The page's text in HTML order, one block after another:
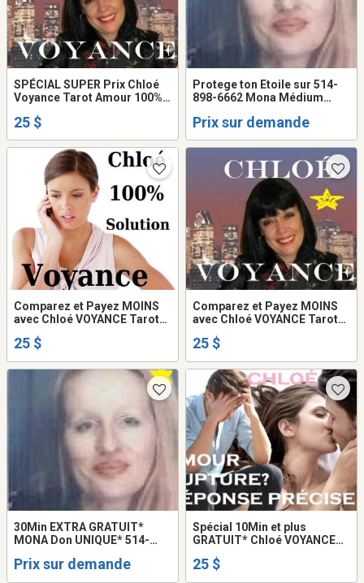
SPÉCIAL SUPER Prix Chloé
Voyance Tarot Amour 100%
514-969-2563
25 $
Protege ton Etoile sur 514-
898-6662 Mona Médium
Prix sur demande
Comparez et Payez MOINS
avec Chloé VOYANCE Tarot
TEL: 514-969-2563
25 $
Comparez et Payez MOINS
avec Chloé VOYANCE Tarot
25 $
30Min EXTRA GRATUIT*
MONA Don UNIQUE* 514-
Tarot PSYCHIC TALISMAN
Prix sur demande
Spécial 10Min et plus
GRATUIT* Chloé VOYANCE
25 $